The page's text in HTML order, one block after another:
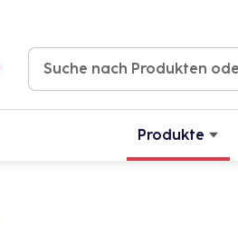
Produkte